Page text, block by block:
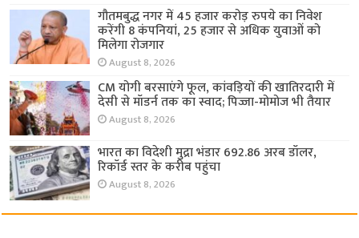
गौतमबुद्ध नगर में 45 हजार करोड़ रुपये का निवेश
करेंगी 8 कंपनियां, 25 हजार से अधिक युवाओं को
मिलेगा रोजगार
August 8, 2026
CM योगी बरसाएंगे फूल, कांवड़ियों की खातिरदारी में
देसी से मॉडर्न तक का स्वाद; पिज्जा-मोमोज भी तैयार
August 8, 2026
भारत का विदेशी मुद्रा भंडार 692.86 अरब डॉलर,
रिकॉर्ड स्तर के करीब पहुंचा
August 8, 2026